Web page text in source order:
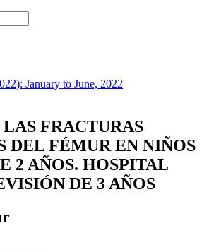
January to June, 2022
FRACTURAS
DEL FÉMUR EN NIÑOS
2 AÑOS. HOSPITAL
DE 3 AÑOS